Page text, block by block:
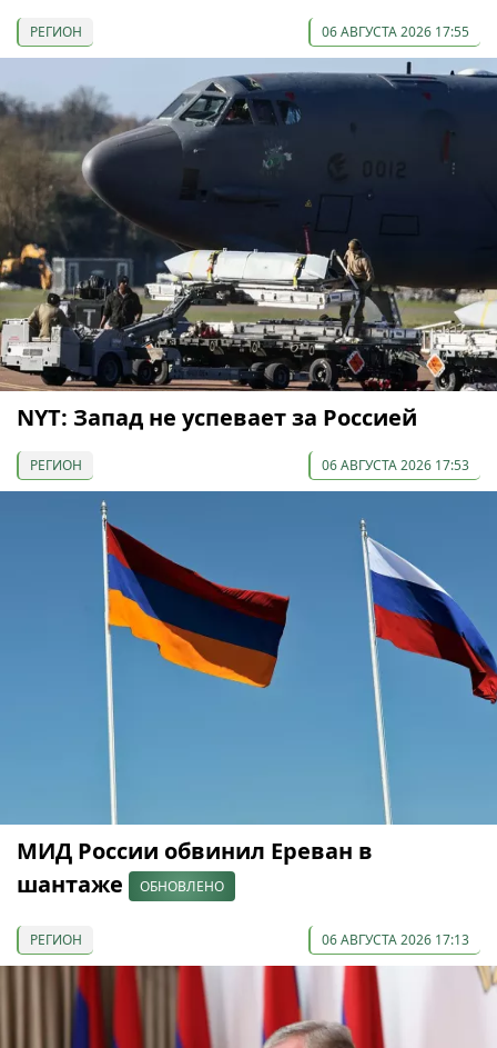
РЕГИОН 06 АВГУСТА 2026 17:55
NYT: Запад не успевает за Россией
РЕГИОН 06 АВГУСТА 2026 17:53
МИД России обвинил Ереван в
шантаже
ОБНОВЛЕНО
РЕГИОН 06 АВГУСТА 2026 17:13